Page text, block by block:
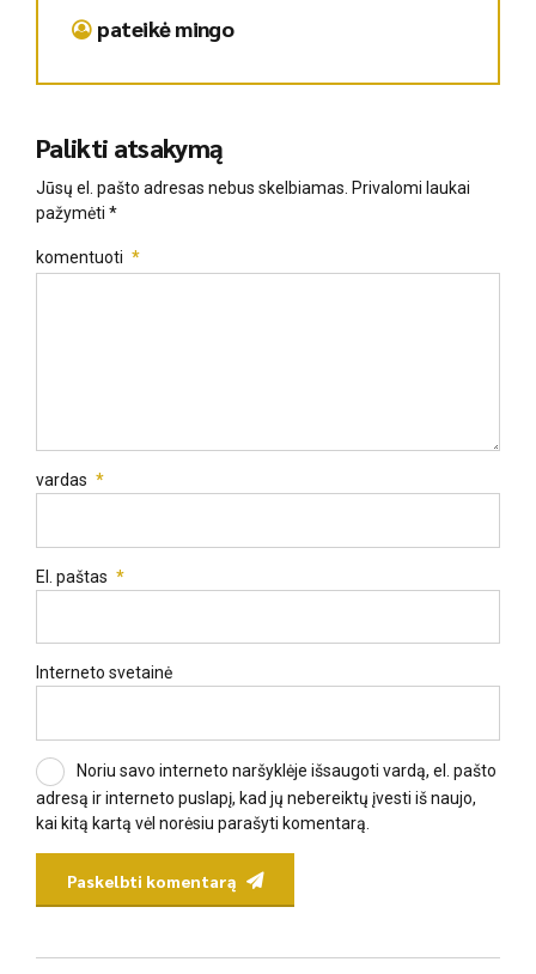
pateikė mingo
Palikti atsakymą
Jūsų el. pašto adresas nebus skelbiamas. Privalomi laukai
pažymėti *
komentuoti *
vardas *
El. paštas *
Interneto svetainė
Noriu savo interneto naršyklėje išsaugoti vardą, el. pašto
adresą ir interneto puslapį, kad jų nebereiktų įvesti iš naujo,
kai kitą kartą vėl norėsiu parašyti komentarą.
Paskelbti komentarą